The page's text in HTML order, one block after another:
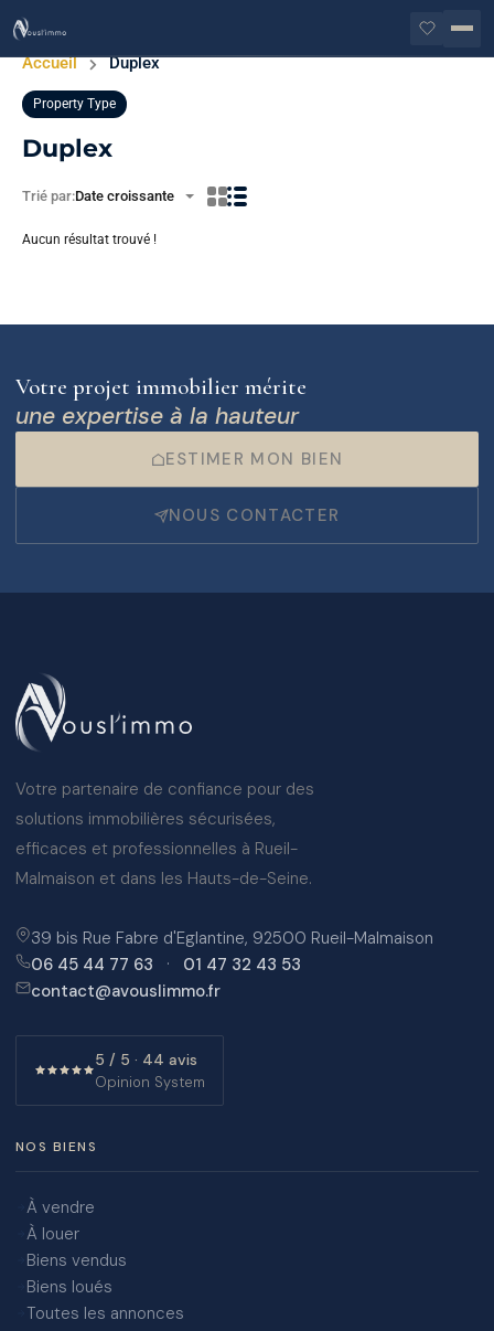
Accueil Duplex
Property Type
Duplex
Trié par:Date croissante
Aucun résultat trouvé !
Votre projet immobilier mérite
une expertise à la hauteur
ESTIMER MON BIEN
NOUS CONTACTER
Votre partenaire de confiance pour des
solutions immobilières sécurisées,
efficaces et professionnelles à Rueil-
Malmaison et dans les Hauts-de-Seine.
39 bis Rue Fabre d'Eglantine, 92500 Rueil-Malmaison
06 45 44 77 63 · 01 47 32 43 53
contact@avouslimmo.fr
5 / 5 · 44 avis
Opinion System
NOS BIENS
À vendre
À louer
Biens vendus
Biens loués
Toutes les annonces